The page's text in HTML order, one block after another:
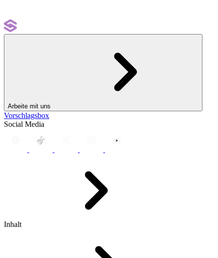
Arbeite mit uns
Vorschlagsbox
Social Media
Inhalt